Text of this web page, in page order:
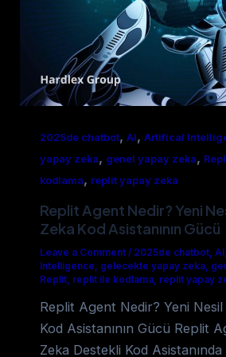
2025de chatbot, AI, Artifical
yapay zeka, genel yapay zeka,
kodlama, replit yapay zeka
Replit Agent Nedir? Yeni
Zeka Kod Asistanının Gücü
Leave a Comment / 2025de chatbot, AI ,
Intelligence, gelecekte yapay zeka,
Replit, replit ile kodlama, replit yapay
Replit Agent Nedir? Yeni
Kod Asistanının Gücü Replit
Zeka Destekli Kod